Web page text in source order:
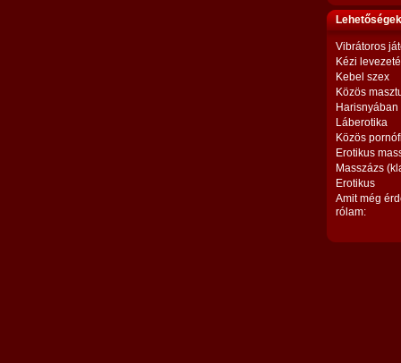
Vibrátoros
Kézi
Kebel szex
Közös
Harisnyában
Láberotika
Közös
Erotikus
Masszázs
Erotikus
Amit még
rólam: